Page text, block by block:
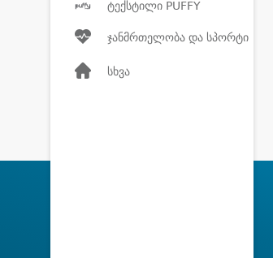
ტექსტილი PUFFY
ჯანმრთელობა და სპორტი
სხვა